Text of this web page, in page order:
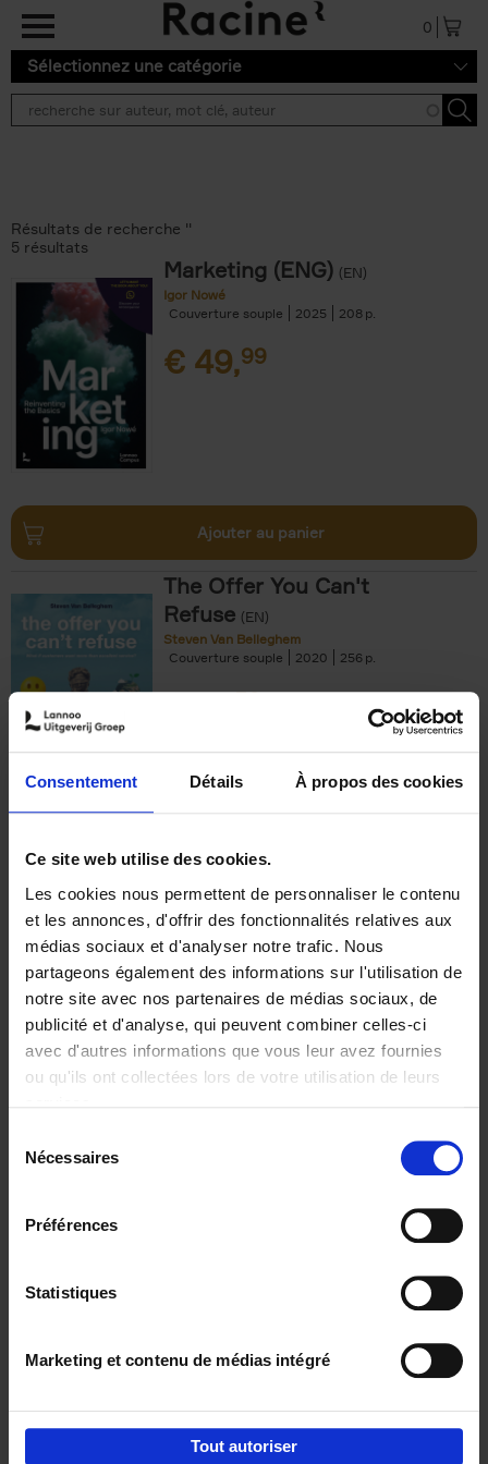
Consentement Détails À propos des cookies
Ce site web utilise des cookies.
Les cookies nous permettent de personnaliser le contenu
et les annonces, d'offrir des fonctionnalités relatives aux
médias sociaux et d'analyser notre trafic. Nous
partageons également des informations sur l'utilisation de
notre site avec nos partenaires de médias sociaux, de
publicité et d'analyse, qui peuvent combiner celles-ci
avec d'autres informations que vous leur avez fournies
ou qu'ils ont collectées lors de votre utilisation de leurs
Nécessaires
Préférences
Statistiques
Marketing et contenu de médias intégré
Tout autoriser
Aller au contenu principal
0
Sélectionnez une catégorie
Résultats de recherche ''
5 résultats
Marketing (ENG) (EN)
Igor Nowé
Couverture souple
2025 208
€ 49,99
Ajouter au panier
The Offer You Can't
Refuse (EN)
Steven Van Belleghem
Couverture souple
2020 256
€37,50
Building Bonds = Building
Business
Jochen Roef Jozefien De Feyter
Carolien Boom
Couverture souple
2025 200
€29,99
Digital marketing like a PRO -
completely revised edition (EN)